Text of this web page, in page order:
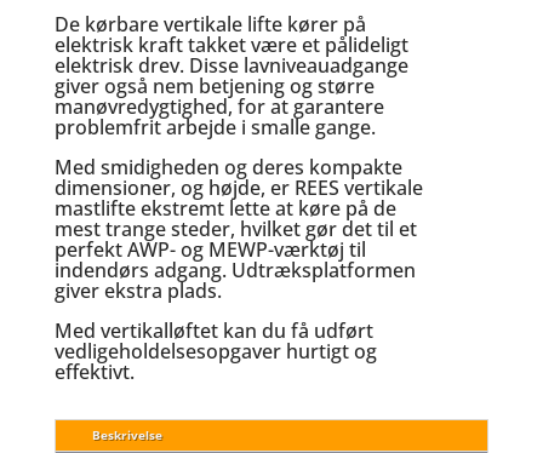
De kørbare vertikale lifte kører på
elektrisk kraft takket være et pålideligt
elektrisk drev. Disse lavniveauadgange
giver også nem betjening og større
manøvredygtighed, for at garantere
problemfrit arbejde i smalle gange.
Med smidigheden og deres kompakte
dimensioner, og højde, er REES vertikale
mastlifte ekstremt lette at køre på de
mest trange steder, hvilket gør det til et
perfekt AWP- og MEWP-værktøj til
indendørs adgang. Udtræksplatformen
giver ekstra plads.
Med vertikalløftet kan du få udført
vedligeholdelsesopgaver hurtigt og
effektivt.
Beskrivelse